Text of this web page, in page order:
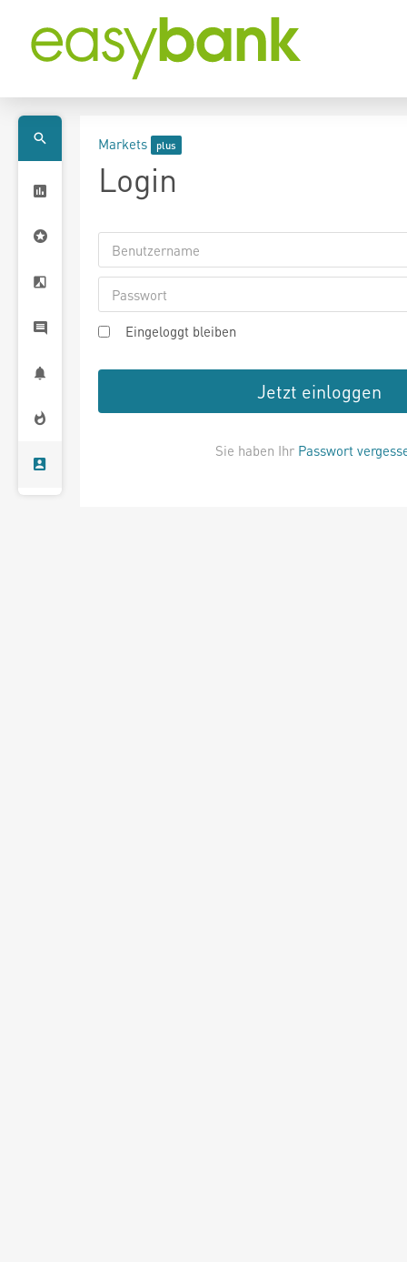
Markets
Login
Eingeloggt bleiben
Jetzt einloggen
Sie haben Ihr Passwort